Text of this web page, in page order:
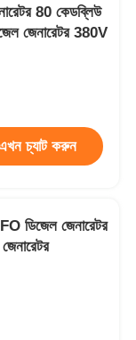
80 কেডব্লিউ
জেনারেটর 380V
চ্যাট করুন
ডিজেল জেনারেটর